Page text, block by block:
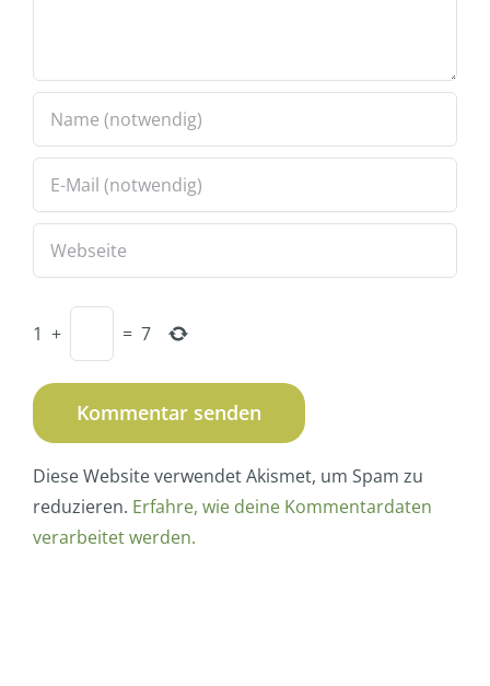
1 + = 7
Diese Website verwendet Akismet, um Spam zu
reduzieren. Erfahre, wie deine Kommentardaten
verarbeitet werden.